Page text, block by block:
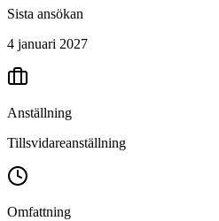
Sista ansökan
4 januari 2027
Anställning
Tillsvidareanställning
Omfattning